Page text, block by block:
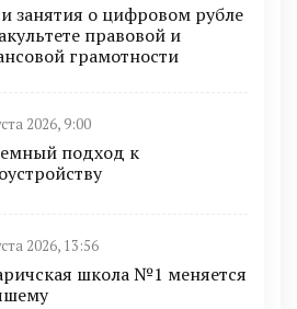
занятия о цифровом рубле
правовой и
грамотности
2026, 9:00
подход к
2026, 13:56
школа №1 меняется